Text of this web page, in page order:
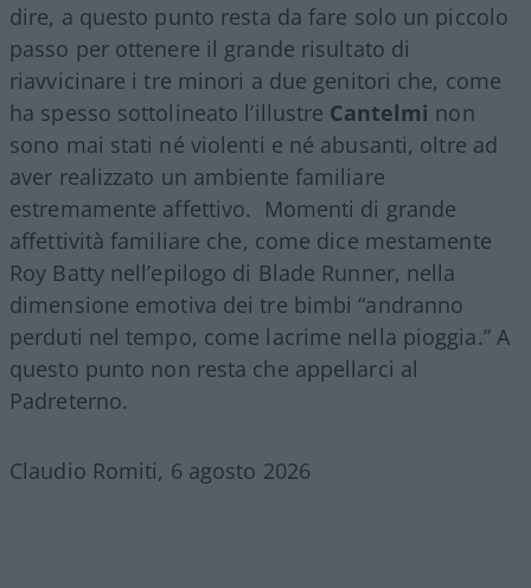
dire, a questo punto resta da fare solo un piccolo
passo per ottenere il grande risultato di
riavvicinare i tre minori a due genitori che, come
ha spesso sottolineato l’illustre Cantelmi non
sono mai stati né violenti e né abusanti, oltre ad
aver realizzato un ambiente familiare
estremamente affettivo. Momenti di grande
affettività familiare che, come dice mestamente
Roy Batty nell’epilogo di Blade Runner, nella
dimensione emotiva dei tre bimbi “andranno
perduti nel tempo, come lacrime nella pioggia.” A
questo punto non resta che appellarci al
Padreterno.
Claudio Romiti, 6 agosto 2026